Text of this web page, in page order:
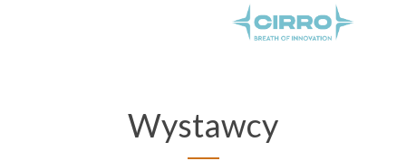
Wystawcy